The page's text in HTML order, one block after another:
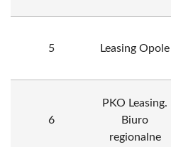
5 Leasing Opole
6
PKO Leasing.
Biuro
regionalne